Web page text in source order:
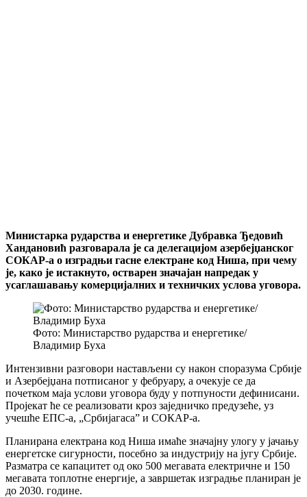
Министарка рударства и енергетике Дубравка Ђедовић
Хандановић разговарала је са делегацијом азербејџанског
СОКАР-а о изградњи гасне електране код Ниша, при чему
је, како је истакнуто, остварен значајан напредак у
усаглашавању комерцијалних и техничких услова уговора.
Фото: Министарство рударства и енергетике/
Владимир Буха
Интензивни разговори настављени су након споразума Србије
и Азербејџана потписаног у фебруару, а очекује се да
почетком маја услови уговора буду у потпуности дефинисани.
Пројекат ће се реализовати кроз заједничко предузеће, уз
учешће ЕПС-а, „Србијагасаˮ и СОКАР-а.
Планирана електрана код Ниша имаће значајну улогу у јачању
енергетске сигурности, посебно за индустрију на југу Србије.
Разматра се капацитет од око 500 мегавата електричне и 150
мегавата топлотне енергије, а завршетак изградње планиран је
до 2030. године.